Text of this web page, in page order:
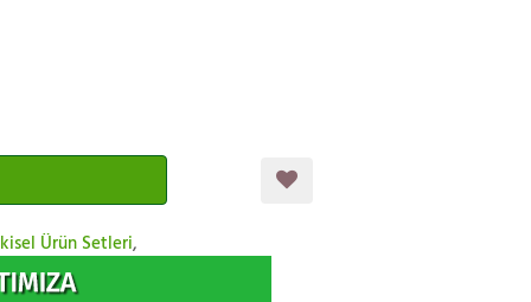
Ürün Setleri,